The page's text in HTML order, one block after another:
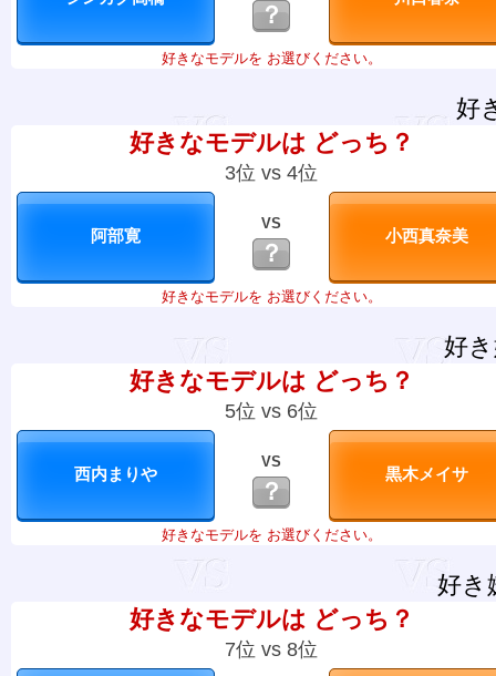
？
好きなモデルを お選びください。
好
好きなモデルは どっち？
3位 vs 4位
VS
？
好きなモデルを お選びください。
好
好きなモデルは どっち？
5位 vs 6位
VS
？
好きなモデルを お選びください。
好き
好きなモデルは どっち？
7位 vs 8位